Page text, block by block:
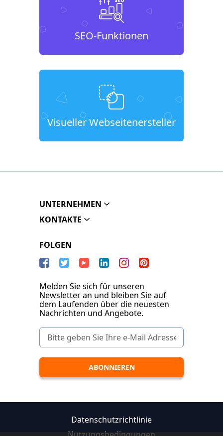
SEO-Funktionen
Visueller Webseitenersteller
UNTERNEHMEN
KONTAKTE
FOLGEN
Melden Sie sich für unseren
Newsletter an und bleiben Sie auf
dem Laufenden über die neuesten
Nachrichten und Angebote.
Datenschutzrichtlinie